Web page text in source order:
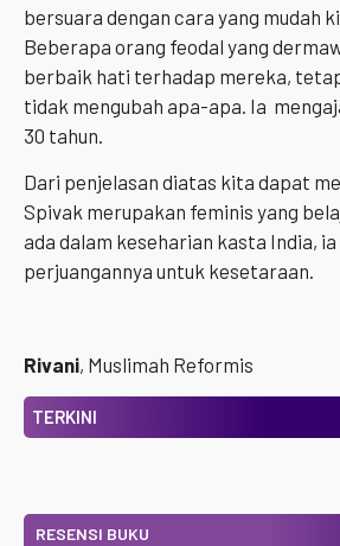
bersuara dengan cara yang mudah
Beberapa orang feodal yang
berbaik hati terhadap mereka,
tidak mengubah apa-apa. Ia
30 tahun.
Dari penjelasan diatas kita dapat
Spivak merupakan feminis yang
ada dalam keseharian kasta India,
perjuangannya untuk kesetaraan.
Rivani, Muslimah Reformis
TERKINI
RESENSI BUKU